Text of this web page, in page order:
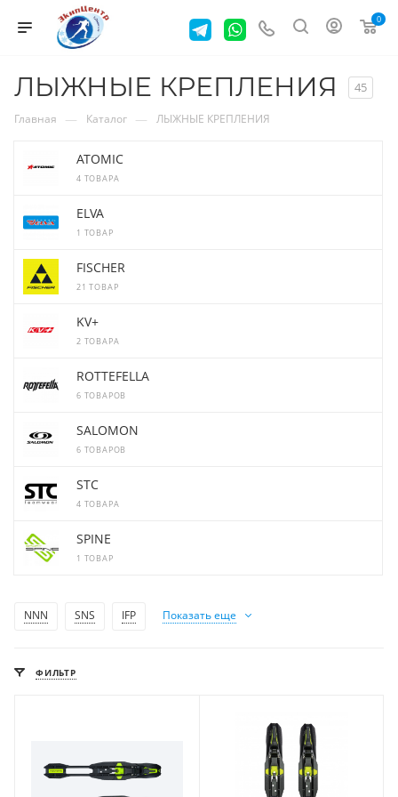
0
ЛЫЖНЫЕ КРЕПЛЕНИЯ 45
Главная — Каталог — ЛЫЖНЫЕ КРЕПЛЕНИЯ
ATOMIC
4 ТОВАРА
ELVA
1 ТОВАР
FISCHER
21 ТОВАР
KV+
2 ТОВАРА
ROTTEFELLA
6 ТОВАРОВ
SALOMON
6 ТОВАРОВ
STC
4 ТОВАРА
SPINE
1 ТОВАР
NNN SNS IFP Показать еще
ФИЛЬТР